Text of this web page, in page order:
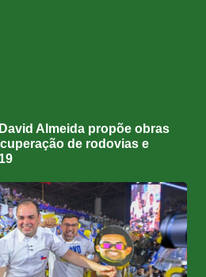
Almeida propõe obras
de rodovias e